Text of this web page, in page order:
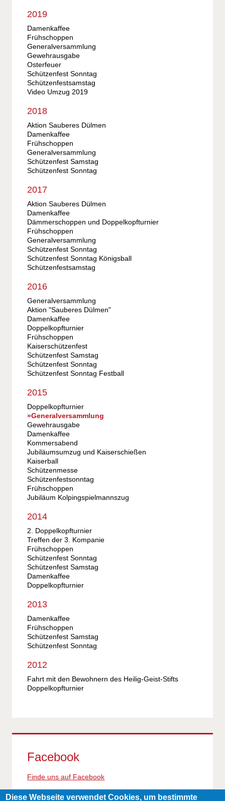
2019
Damenkaffee
Frühschoppen
Generalversammlung
Gewehrausgabe
Osterfeuer
Schützenfest Sonntag
Schützenfestsamstag
Video Umzug 2019
2018
Aktion Sauberes Dülmen
Damenkaffee
Frühschoppen
Generalversammlung
Schützenfest Samstag
Schützenfest Sonntag
2017
Aktion Sauberes Dülmen
Damenkaffee
Dämmerschoppen und Doppelkopfturnier
Frühschoppen
Generalversammlung
Schützenfest Sonntag
Schützenfest Sonntag Königsball
Schützenfestsamstag
2016
Generalversammlung
Aktion "Sauberes Dülmen"
Damenkaffee
Doppelkopfturnier
Frühschoppen
Kaiserschützenfest
Schützenfest Samstag
Schützenfest Sonntag
Schützenfest Sonntag Festball
2015
Doppelkopfturnier
Generalversammlung
Gewehrausgabe
Damenkaffee
Kommersabend
Jubiläumsumzug und Kaiserschießen
Kaiserball
Schützenmesse
Schützenfestsonntag
Frühschoppen
Jubiläum Kolpingspielmannszug
2014
2. Doppelkopfturnier
Treffen der 3. Kompanie
Frühschoppen
Schützenfest Sonntag
Schützenfest Samstag
Damenkaffee
Doppelkopfturnier
2013
Damenkaffee
Frühschoppen
Schützenfest Samstag
Schützenfest Sonntag
2012
Fahrt mit den Bewohnern des Heilig-Geist-Stifts
Doppelkopfturnier
Facebook
Finde uns auf Facebook
Diese Webseite verwendet Cookies, um bestimmte